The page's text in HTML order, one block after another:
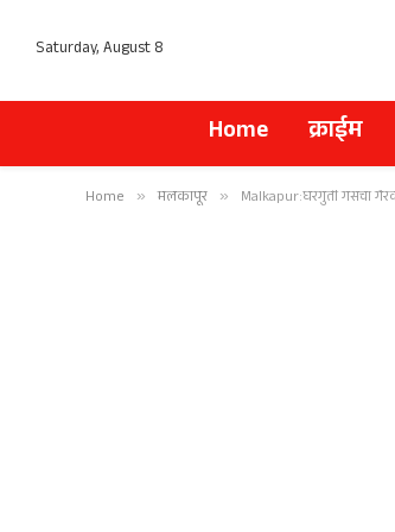
Saturday, August 8
Home क्राईम
Home » मलकापूर » Malkapur:घरगुती गॅसचा